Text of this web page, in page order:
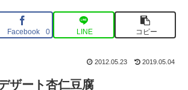
Facebook 0 LINE コピー
2012.05.23 2019.05.04
ザート杏仁豆腐